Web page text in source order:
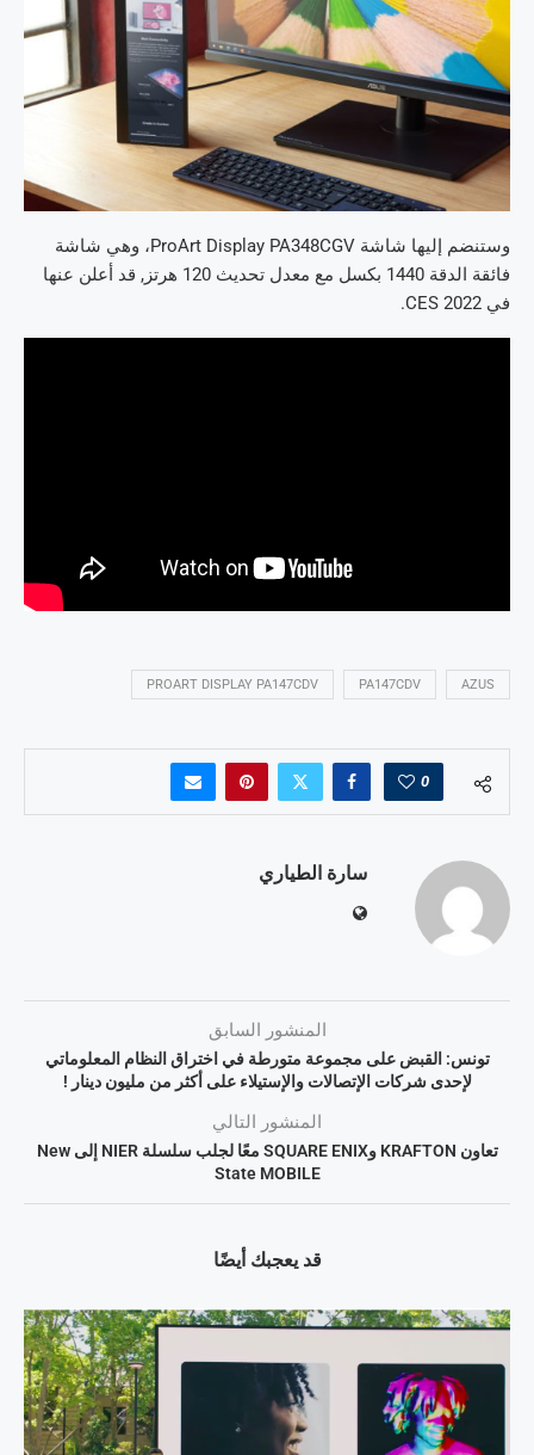
وستنضم إليها شاشة ProArt Display PA348CGV، وهي شاشة
فائقة الدقة 1440 بكسل مع معدل تحديث 120 هرتز, قد أعلن عنها
في CES 2022.
AZUS
PA147CDV
PROART DISPLAY PA147CDV
0
سارة الطياري
المنشور السابق
تونس: القبض على مجموعة متورطة في اختراق النظام المعلوماتي
لإحدى شركات الإتصالات والإستيلاء على أكثر من مليون دينار !
المنشور التالي
تعاون KRAFTON وSQUARE ENIX معًا لجلب سلسلة NIER إلى New
State MOBILE
قد يعجبك أيضًا